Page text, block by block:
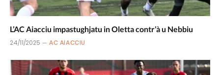
L’AC Aiacciu impastughjatu in Oletta contr’à u Nebbiu
24/11/2025 AC AIACCIU